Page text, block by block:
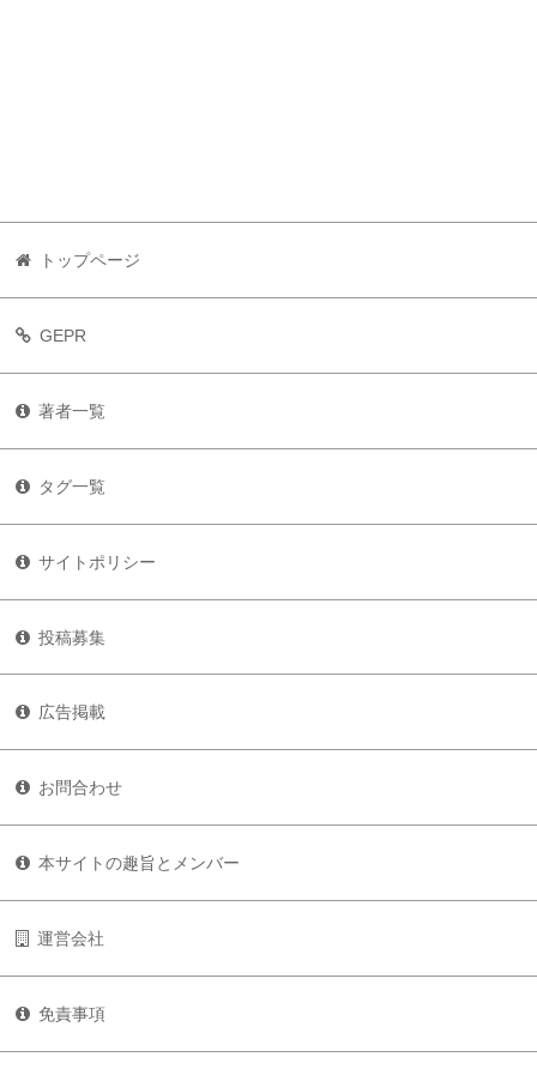
トップページ
GEPR
著者一覧
タグ一覧
サイトポリシー
投稿募集
広告掲載
お問合わせ
本サイトの趣旨とメンバー
運営会社
免責事項